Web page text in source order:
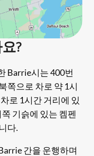
?
Barrie시는 400번
쪽으로 차로 약 1시
로 1시간 거리에 있
기슭에 있는 켐펜
다.
간을 운행하며